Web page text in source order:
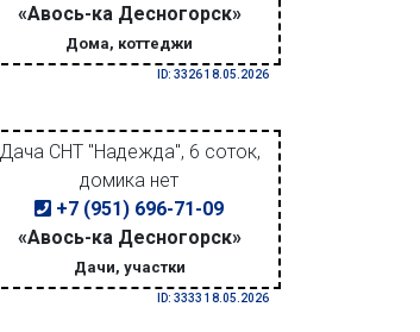
«Авось-ка Десногорск»
Дома, коттеджи
ID: 3326 18.05.2026
Дача СНТ "Надежда", 6 соток,
домика нет
+7 (951) 696-71-09
«Авось-ка Десногорск»
Дачи, участки
ID: 3333 18.05.2026